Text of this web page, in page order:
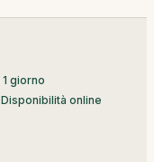
giorno
Disponibilità online